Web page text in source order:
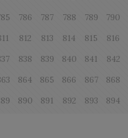
786 787 788 789 790
812 813 814 815 816
838 839 840 841 842
864 865 866 867 868
890 891 892 893 894